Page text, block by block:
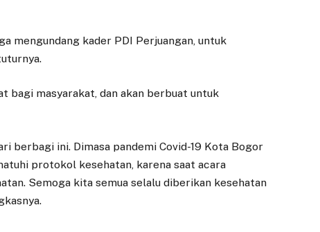
mengundang kader PDI Perjuangan, untuk
bagi masyarakat, dan akan berbuat untuk
berbagi ini. Dimasa pandemi Covid-19 Kota Bogor
protokol kesehatan, karena saat acara
Semoga kita semua selalu diberikan kesehatan